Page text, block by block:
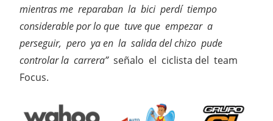
mientras me reparaban la bici perdí tiempo
considerable por lo que tuve que empezar a
perseguir, pero ya en la salida del chizo pude
controlar la carrera” señalo el ciclista del team
Focus.